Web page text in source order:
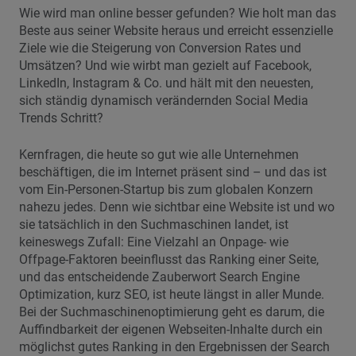
Wie wird man online besser gefunden? Wie holt man das
Beste aus seiner Website heraus und erreicht essenzielle
Ziele wie die Steigerung von Conversion Rates und
Umsätzen? Und wie wirbt man gezielt auf Facebook,
LinkedIn, Instagram & Co. und hält mit den neuesten,
sich ständig dynamisch verändernden Social Media
Trends Schritt?
Kernfragen, die heute so gut wie alle Unternehmen
beschäftigen, die im Internet präsent sind – und das ist
vom Ein-Personen-Startup bis zum globalen Konzern
nahezu jedes. Denn wie sichtbar eine Website ist und wo
sie tatsächlich in den Suchmaschinen landet, ist
keineswegs Zufall: Eine Vielzahl an Onpage- wie
Offpage-Faktoren beeinflusst das Ranking einer Seite,
und das entscheidende Zauberwort Search Engine
Optimization, kurz SEO, ist heute längst in aller Munde.
Bei der Suchmaschinenoptimierung geht es darum, die
Auffindbarkeit der eigenen Webseiten-Inhalte durch ein
möglichst gutes Ranking in den Ergebnissen der Search